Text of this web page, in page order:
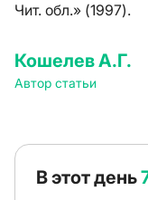
Чит. обл.» (1997).
Кошелев А.Г.
Автор статьи
В этот день